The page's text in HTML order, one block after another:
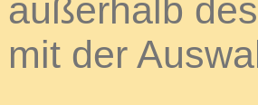
außerhalb
mit der